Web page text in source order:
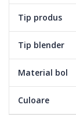
Tip produs
Tip blender
Material bol
Culoare